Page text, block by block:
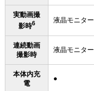
実動画撮
影時6 液晶モニタ
連続動画
撮影時
液晶モニタ
本体内充
電
●